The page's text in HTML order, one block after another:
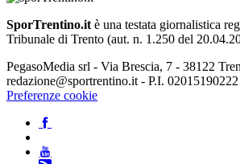
SporTrentino.it è una testata giornalistica
Tribunale di Trento (aut. n. 1.250 del
PegasoMedia srl - Via Brescia, 7 - 38122
redazione@sportrentino.it - P.I. 02015190222
Preferenze cookie